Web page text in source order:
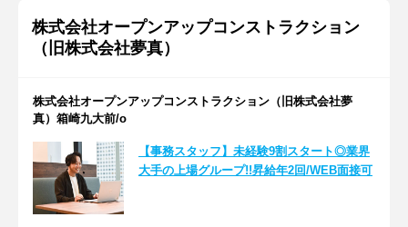
株式会社オープンアップコンストラクション
（旧株式会社夢真）
株式会社オープンアップコンストラクション（旧株式会社夢
真）箱崎九大前/o
【事務スタッフ】未経験9割スタート◎業界
大手の上場グループ!!昇給年2回/WEB面接可